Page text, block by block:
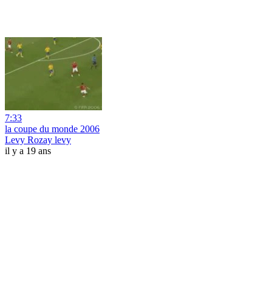
7:33
la coupe du monde 2006
Levy Rozay levy
il y a 19 ans